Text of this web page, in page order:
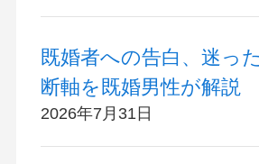
既婚者への告白、迷っ
断軸を既婚男性が解説
2026年7月31日